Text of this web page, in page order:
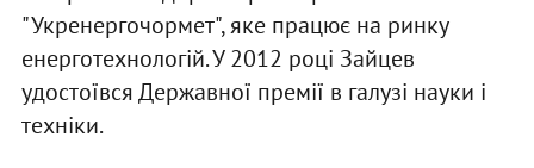
"Укренергочормет", яке працює на ринку
енерготехнологій. У 2012 році Зайцев
удостоївся Державної премії в галузі науки і
техніки.